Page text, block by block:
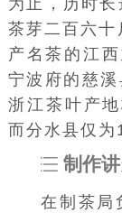
为止，历时
茶芽二百六十
产名茶的江西
宁波府的 慈溪
浙江茶叶产地
而分水县仅为
制作
在制茶局